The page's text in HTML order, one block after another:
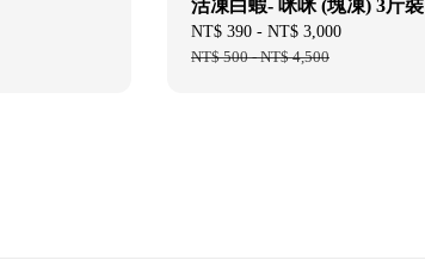
活凍白蝦- 咪咪 (塊凍) 3斤裝
Sale
price
NT$ 390 - NT$ 3,000
NT$ 500-NT$ 4,500